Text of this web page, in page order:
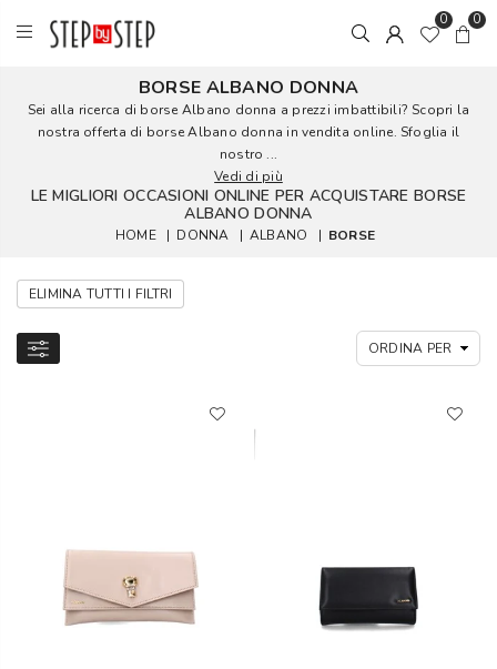
0 0
BORSE ALBANO DONNA
Sei alla ricerca di borse Albano donna a prezzi imbattibili? Scopri la
nostra offerta di borse Albano donna in vendita online. Sfoglia il
nostro ...
Vedi di più
LE MIGLIORI OCCASIONI ONLINE PER ACQUISTARE BORSE
ALBANO DONNA
HOME | DONNA | ALBANO | BORSE
ELIMINA TUTTI I FILTRI